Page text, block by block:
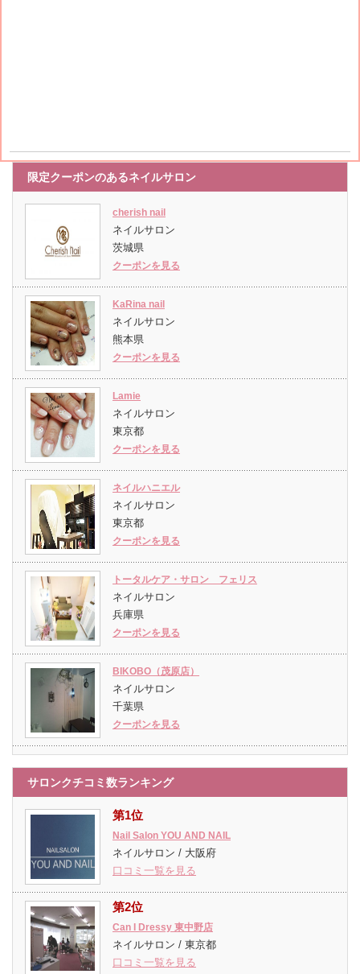
限定クーポンのあるネイルサロン
cherish nail
ネイルサロン
茨城県
クーポンを見る
KaRina nail
ネイルサロン
熊本県
クーポンを見る
Lamie
ネイルサロン
東京都
クーポンを見る
ネイルハニエル
ネイルサロン
東京都
クーポンを見る
トータルケア・サロン フェリス
ネイルサロン
兵庫県
クーポンを見る
BIKOBO（茂原店）
ネイルサロン
千葉県
クーポンを見る
サロンクチコミ数ランキング
第1位
Nail Salon YOU AND NAIL
ネイルサロン / 大阪府
口コミ一覧を見る
第2位
Can I Dressy 東中野店
ネイルサロン / 東京都
口コミ一覧を見る